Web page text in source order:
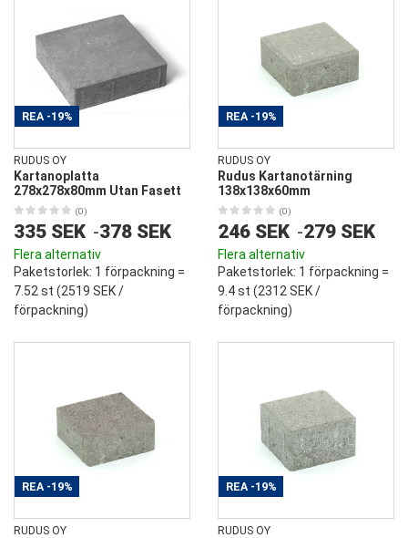
REA -19%
RUDUS OY
Kartanoplatta
278x278x80mm Utan Fasett
(0)
335 SEK -378 SEK
Flera alternativ
Paketstorlek: 1 förpackning =
7.52 st (2519 SEK/
förpackning)
REA -19%
RUDUS OY
Rudus Kartanotärning
138x138x60mm
(0)
246 SEK -279 SEK
Flera alternativ
Paketstorlek: 1 förpackning =
9.4 st (2312 SEK/
förpackning)
REA -19%
RUDUS OY
REA -19%
RUDUS OY